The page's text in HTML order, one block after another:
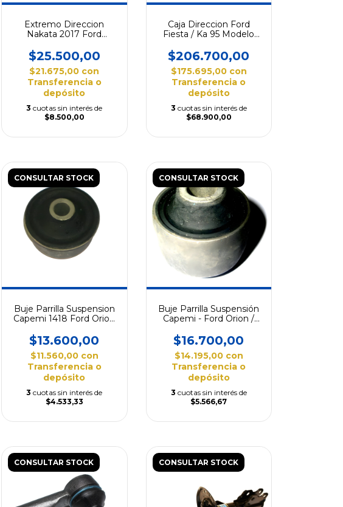
Extremo Direccion
Nakata 2017 Ford
$25.500,00
$21.675,00 con
Transferencia o
depósito
3 cuotas sin interés de
$8.500,00
Caja Direccion Ford
Fiesta / Ka 95 Modelo
$206.700,00
$175.695,00 con
Transferencia o
depósito
3 cuotas sin interés de
$68.900,00
CONSULTAR STOCK
Buje Parrilla Suspension
Capemi 1418 Ford Orion
$13.600,00
$11.560,00 con
Transferencia o
depósito
3 cuotas sin interés de
$4.533,33
CONSULTAR STOCK
Buje Parrilla Suspensión
Capemi - Ford Orion /
$16.700,00
$14.195,00 con
Transferencia o
depósito
3 cuotas sin interés de
$5.566,67
CONSULTAR STOCK CONSULTAR STOCK